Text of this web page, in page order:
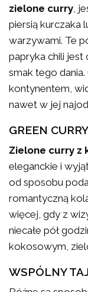
zielone curry,
piersią kurczaka
warzywami. Te
papryka chili jest
smak tego
kontynentem,
nawet w jej
GREEN
Zielone curry z
eleganckie i
od sposobu
romantyczną
więcej, gdy z
niecałe pół
kokosowym,
WSPÓLNY